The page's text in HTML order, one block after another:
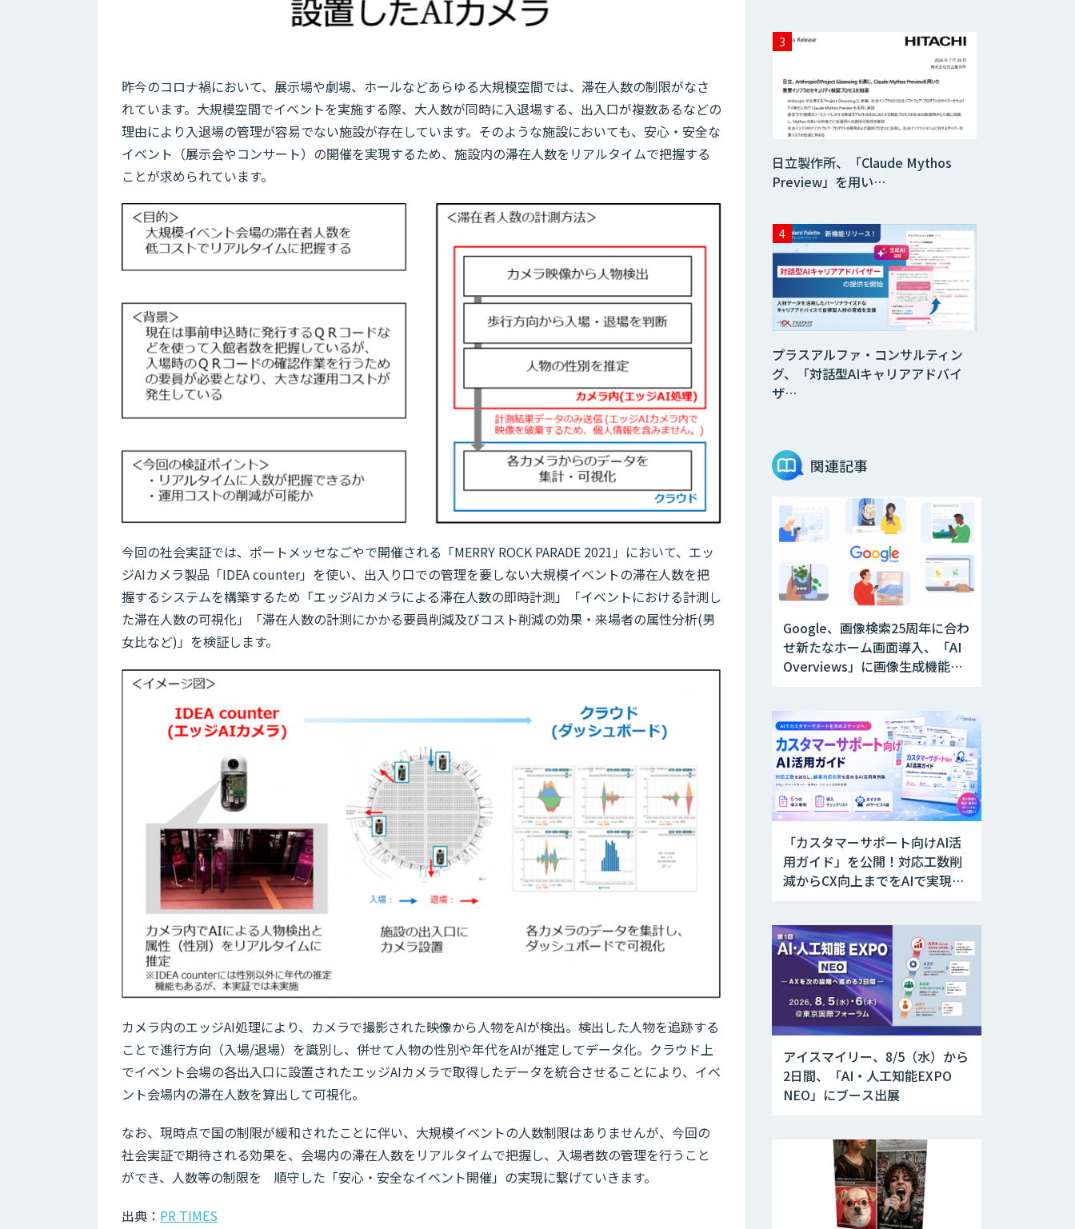
昨今のコロナ禍において、展示場や劇場、ホールなどあらゆる大規模空間では、滞在人数の制限がなさ
れています。大規模空間でイベントを実施する際、大人数が同時に入退場する、出入口が複数あるなどの
理由により入退場の管理が容易でない施設が存在しています。そのような施設においても、安心・安全な
イベント（展示会やコンサート）の開催を実現するため、施設内の滞在人数をリアルタイムで把握する
ことが求められています。
今回の社会実証では、ポートメッセなごやで開催される「MERRY ROCK PARADE 2021」において、エッ
ジAIカメラ製品「IDEA counter」を使い、出入り口での管理を要しない大規模イベントの滞在人数を把
握するシステムを構築するため「エッジAIカメラによる滞在人数の即時計測」「イベントにおける計測し
た滞在人数の可視化」「滞在人数の計測にかかる要員削減及びコスト削減の効果・来場者の属性分析(男
女比など)」を検証します。
カメラ内のエッジAI処理により、カメラで撮影された映像から人物をAIが検出。検出した人物を追跡する
ことで進行方向（入場/退場）を識別し、併せて人物の性別や年代をAIが推定してデータ化。クラウド上
でイベント会場の各出入口に設置されたエッジAIカメラで取得したデータを統合させることにより、イベ
ント会場内の滞在人数を算出して可視化。
なお、現時点で国の制限が緩和されたことに伴い、大規模イベントの人数制限はありませんが、今回の
社会実証で期待される効果を、会場内の滞在人数をリアルタイムで把握し、入場者数の管理を行うこと
ができ、人数等の制限を 順守した「安心・安全なイベント開催」の実現に繋げていきます。
出典： PR TIMES
日立製作所、「Claude Mythos
Preview」を用い…
プラスアルファ・コンサルティン
グ、「対話型AIキャリアアドバイ
ザ…
関連記事
Google、画像検索25周年に合わ
せ新たなホーム画面導入、「AI
Overviews」に画像生成機能を
「カスタマーサポート向けAI活
用ガイド」を公開！対応工数削
減からCX向上までをAIで実現す
アイスマイリー、8/5（水）から
2日間、「AI・人工知能EXPO
NEO」にブース出展